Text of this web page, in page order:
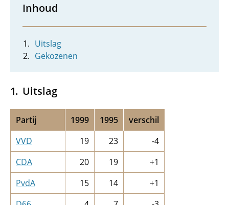
Inhoud
Uitslag
Gekozenen
Uitslag
Partij 1999 1995
verschil
VVD
19 23
-4
CDA
20 19
+1
PvdA
15 14
+1